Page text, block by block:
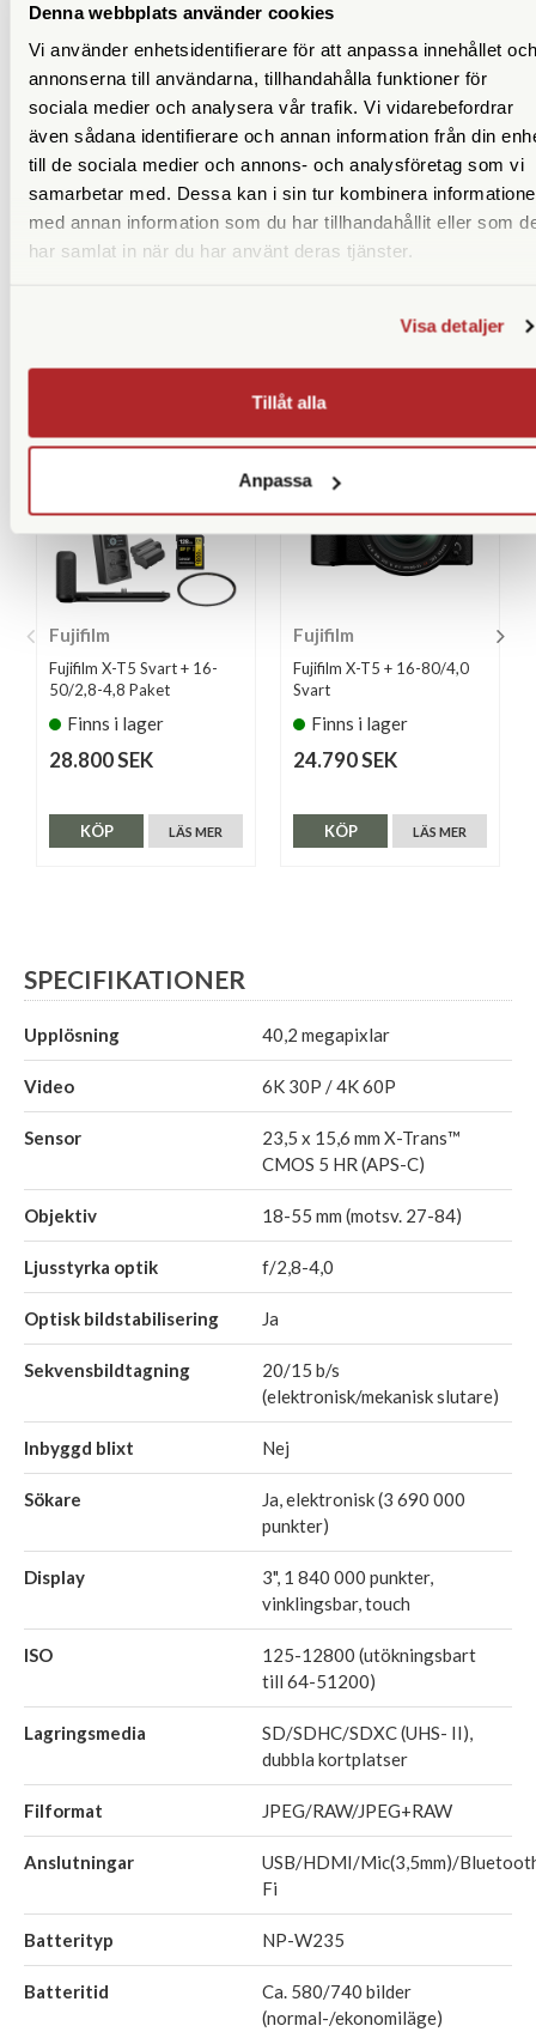
Denna webbplats använder cookies
Vi använder enhetsidentifierare för att anpassa innehållet och
annonserna till användarna, tillhandahålla funktioner för
sociala medier och analysera vår trafik. Vi vidarebefordrar
även sådana identifierare och annan information från din
till de sociala medier och annons- och analysföretag som vi
samarbetar med. Dessa kan i sin tur kombinera
med annan information som du har tillhandahållit eller som
har samlat in när du har använt deras tjänster.
Visa detaljer
Tillåt alla
Anpassa
video och stillbild med bibehållna inställningar och knappen
för snabbmeny (Q Menu) anpassas även den efter valt
inspelningsläge.
Kamerans grepp har förbättrats och flera av knapparna har
blivit större för att enklare kunna användas när man till
exempel jobbar med handskar. Den pekkänsliga 3-tums LCD-
skärmen har en upplösning på 1,84 MP och kan vinklas i tre
riktningar; uppåt och nedåt när man fotograferar i liggande
format och uppåt när kameran vänds till stående format.
LIKNANDE PRODUKTER
Fujifilm
Fujifilm X-T5 Svart + 16-
50/2,8-4,8 Paket
Finns i lager
28.800 SEK
LÄS MER
KÖP
Fujifilm
Fujifilm X-T5 + 16-80/4,0
Svart
Finns i lager
24.790 SEK
LÄS MER
KÖP
SPECIFIKATIONER
Upplösning 40,2 megapixlar
Video 6K 30P / 4K 60P
Sensor
23,5 x 15,6 mm X-Trans™
CMOS 5 HR (APS-C)
Objektiv 18-55 mm (motsv. 27-84)
Ljusstyrka optik f/2,8-4,0
Optisk bildstabilisering Ja
Sekvensbildtagning
20/15 b/s
(elektronisk/mekanisk slutare)
Inbyggd blixt Nej
Sökare
Ja, elektronisk (3 690 000
punkter)
Display
3", 1 840 000 punkter,
vinklingsbar, touch
ISO
125-12800 (utökningsbart
till 64-51200)
Lagringsmedia
SD/SDHC/SDXC (UHS- II),
dubbla kortplatser
Filformat JPEG/RAW/JPEG+RAW
Anslutningar
USB/HDMI/Mic(3,5mm)/
Fi
Batterityp NP-W235
Batteritid
Ca. 580/740 bilder
(normal-/ekonomiläge)